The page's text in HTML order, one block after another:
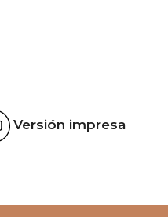
Versión impresa